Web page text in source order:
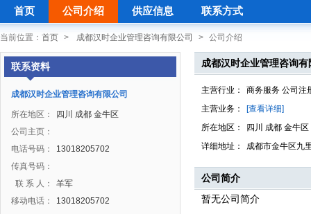
首页 公司介绍 供应信息 联系方式
当前位置： 首页 > 成都汉时企业管理咨询有限公司 > 公司介绍
联系资料
成都汉时企业管理咨询有限公司
所在地区：
四川 成都 金牛区
公司主页：
电话号码：
13018205702
传真号码：
联 系 人：
羊军
移动电话：
13018205702
成都汉时企业管理咨询有
主营行业：
商务服务 公司注
主营业务：
[查看详细]
所在地区：
四川 成都 金牛区
详细地址：
成都市金牛区九
公司简介
暂无公司简介